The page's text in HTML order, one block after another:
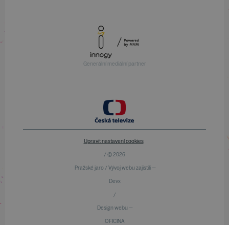
Generální mediální partner
Upravit nastavení cookies
/ © 2026
Pražské jaro / Vývoj webu zajistili —
Devx
/
Design webu —
OFICINA